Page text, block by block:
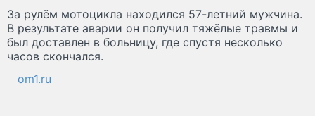
За рулём мотоцикла находился 57-летний мужчина.
В результате аварии он получил тяжёлые травмы и
был доставлен в больницу, где спустя несколько
часов скончался.
om1.ru